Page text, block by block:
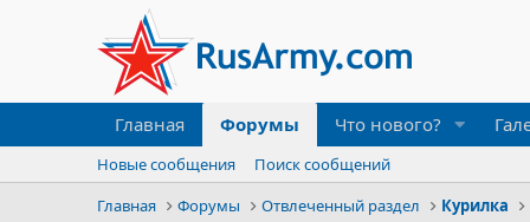
Главная Форумы Что нового?
Новые сообщения
Поиск сообщений
Главная
Форумы Отвлеченный раздел Курилка